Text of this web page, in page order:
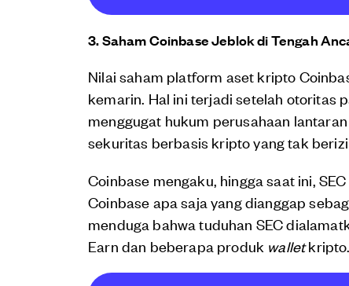
3. Saham Coinbase Jeblok di Tengah
Nilai saham platform aset kripto
kemarin. Hal ini terjadi setelah otoritas
menggugat hukum perusahaan
sekuritas berbasis kripto yang tak
Coinbase mengaku, hingga saat ini,
Coinbase apa saja yang dianggap
menduga bahwa tuduhan SEC
Earn dan beberapa produk walletkripto.